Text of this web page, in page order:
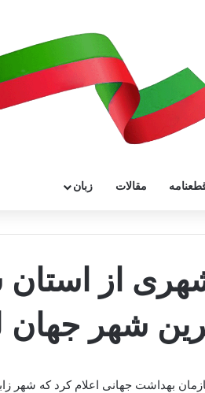
مقالات زبان
از استان
شهر
بهداشت جهانی اعلام کرد که شهر